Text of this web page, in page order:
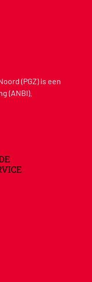
(PGZ) is een
(ANBI).